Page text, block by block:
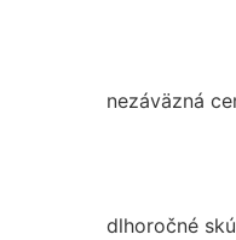
nezáväzná
dlhoročné